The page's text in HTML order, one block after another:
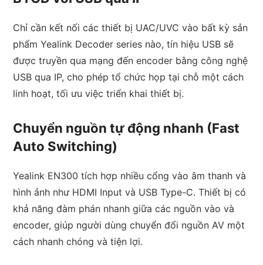
Chỉ cần kết nối các thiết bị UAC/UVC vào bất kỳ sản
phẩm Yealink Decoder series nào, tín hiệu USB sẽ
được truyền qua mạng đến encoder bằng công nghệ
USB qua IP, cho phép tổ chức họp tại chỗ một cách
linh hoạt, tối ưu việc triển khai thiết bị.
Chuyển nguồn tự động nhanh (Fast
Auto Switching)
Yealink EN300 tích hợp nhiều cổng vào âm thanh và
hình ảnh như HDMI Input và USB Type-C. Thiết bị có
khả năng đàm phán nhanh giữa các nguồn vào và
encoder, giúp người dùng chuyển đổi nguồn AV một
cách nhanh chóng và tiện lợi.